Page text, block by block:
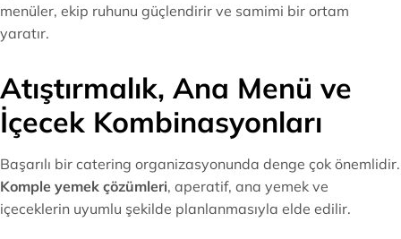
menüler, ekip ruhunu güçlendirir ve samimi bir ortam
yaratır.
Atıştırmalık, Ana Menü ve
İçecek Kombinasyonları
Başarılı bir catering organizasyonunda denge çok önemlidir.
Komple yemek çözümleri, aperatif, ana yemek ve
içeceklerin uyumlu şekilde planlanmasıyla elde edilir.